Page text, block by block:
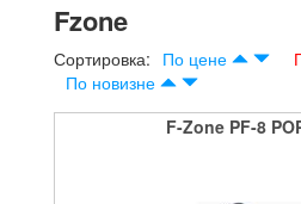
Fzone
Сортировка: По цене
По новизне
F-Zone PF-8